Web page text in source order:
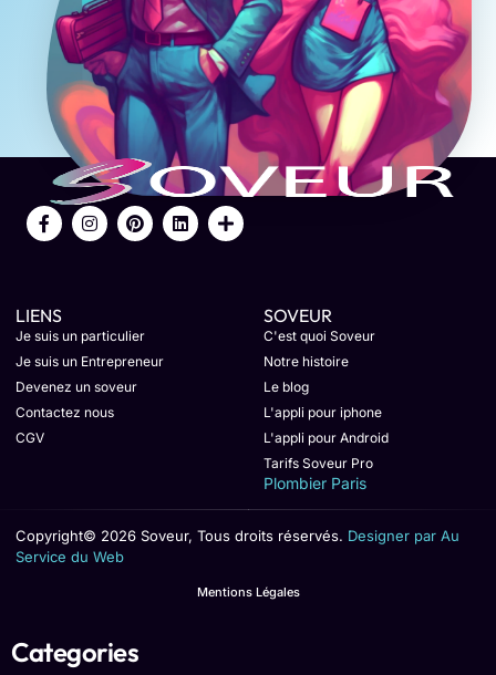
LIENS
Je suis un particulier
Je suis un Entrepreneur
Devenez un soveur
Contactez nous
CGV
SOVEUR
C'est quoi Soveur
Notre histoire
Le blog
L'appli pour iphone
L'appli pour Android
Tarifs Soveur Pro
Plombier Paris
Copyright© 2026 Soveur, Tous droits réservés. Designer par Au
Service du Web
Mentions Légales
Categories